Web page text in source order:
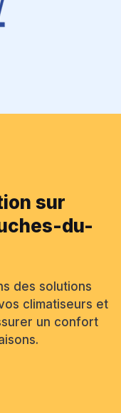
sur
du-
des solutions
climatiseurs et
un confort